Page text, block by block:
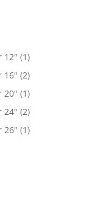
12" (1)
16" (2)
20" (1)
24" (2)
26" (1)